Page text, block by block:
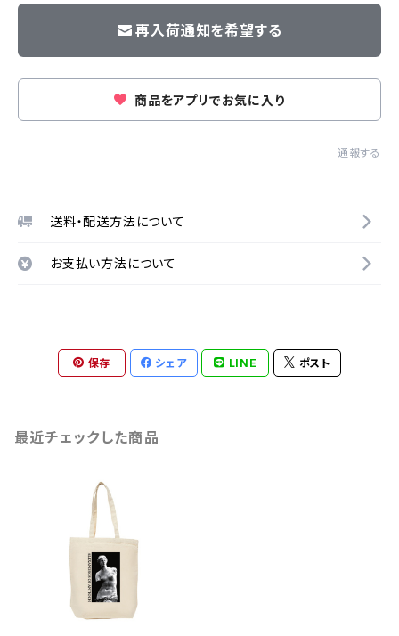
再入荷通知を希望する
商品をアプリでお気に入り
通報する
送料・配送方法について
お支払い方法について
保存 シェア LINE ポスト
最近チェックした商品